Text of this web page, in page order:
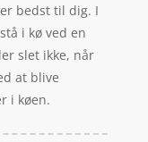
bedst til dig. I
i kø ved en
slet ikke, når
at blive
i køen.